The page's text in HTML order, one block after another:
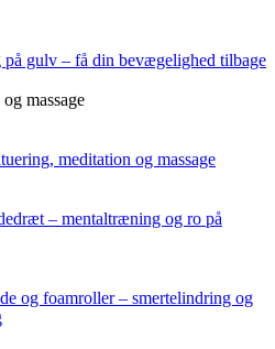
gulv – få din bevægelighed tilbage
massage
meditation og massage
– mentaltræning og ro på
og foamroller – smertelindring og